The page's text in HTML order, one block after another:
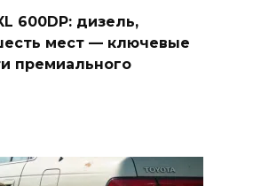
600DP: дизель,
мест — ключевые
премиального